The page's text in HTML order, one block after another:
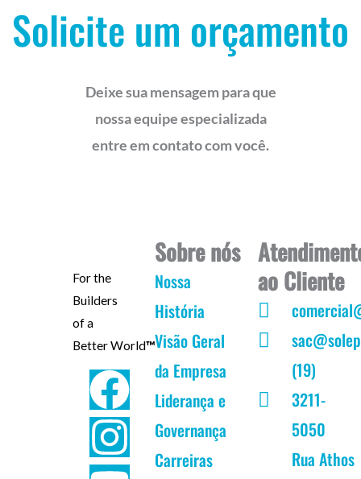
Solicite um orçamento
Deixe sua mensagem para que
nossa equipe especializada
entre em contato com você.
For the
Builders
of a
Better World™
F
a
c
I
n
s
Y
o
u
L
i
n
Sobre nós
Nossa
História
Visão Geral
da Empresa
Liderança e
Governança
Carreiras
ao Cliente
(19)
3211-
5050
Rua Athos